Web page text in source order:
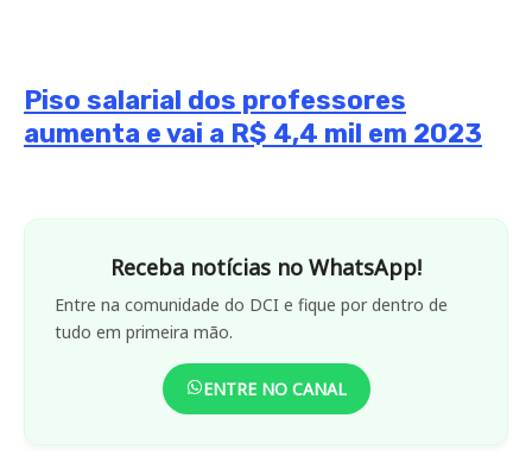
Piso salarial dos professores
aumenta e vai a R$ 4,4 mil em 2023
Receba notícias no WhatsApp!
Entre na comunidade do DCI e fique por dentro de
tudo em primeira mão.
ENTRE NO CANAL